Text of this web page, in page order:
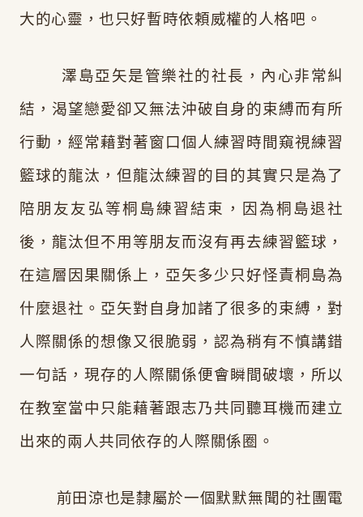
大的心靈，也只好暫時依頼威權的人格吧。
澤島亞矢是管樂社的社長，內心非常糾
結，渴望戀愛卻又無法沖破自身的束縛而有所
行動，經常藉對著窗口個人練習時間窺視練習
籃球的龍汰，但龍汰練習的目的其實只是為了
陪朋友友弘等桐島練習結束，因為桐島退社
後，龍汰但不用等朋友而沒有再去練習籃球，
在這層因果關係上，亞矢多少只好怪責桐島為
什麼退社。亞矢對自身加諸了很多的束縛，對
人際關係的想像又很脆弱，認為稍有不慎講錯
一句話，現存的人際關係便會瞬間破壞，所以
在教室當中只能藉著跟志乃共同聽耳機而建立
出來的兩人共同依存的人際關係圈。
前田涼也是隸屬於一個默默無聞的社團電